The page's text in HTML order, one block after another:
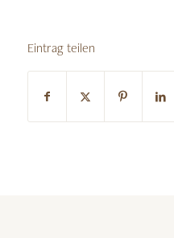
Eintrag teilen